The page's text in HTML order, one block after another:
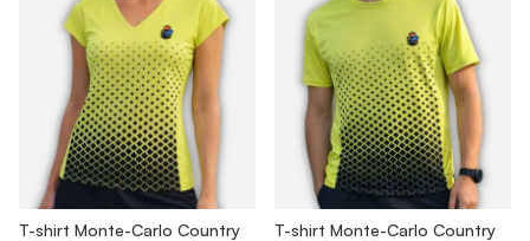
T-shirt Monte-Carlo Country
T-shirt Monte-Carlo Country